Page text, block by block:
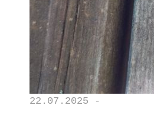
22.07.2025 -